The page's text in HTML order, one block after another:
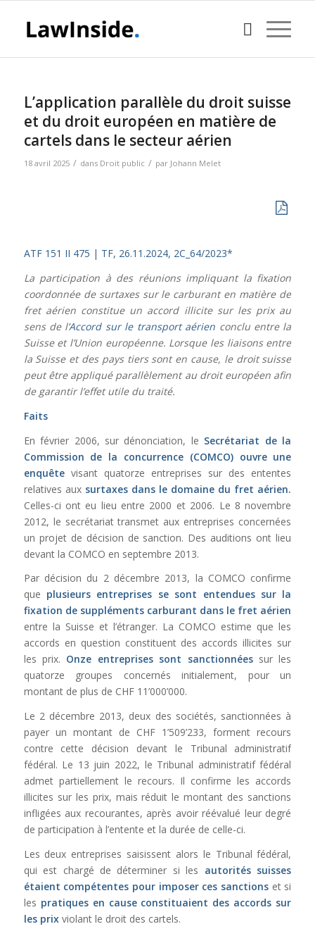
L’application parallèle du droit suisse
et du droit européen en matière de
cartels dans le secteur aérien
18 avril 2025 / dans Droit public / par Johann Melet
ATF 151 II 475 | TF, 26.11.2024, 2C_64/2023*
La participation à des réunions impliquant la fixation
coordonnée de surtaxes sur le carburant en matière de
fret aérien constitue un accord illicite sur les prix au
sens de l’Accord sur le transport aérien conclu entre la
Suisse et l’Union européenne. Lorsque les liaisons entre
la Suisse et des pays tiers sont en cause, le droit suisse
peut être appliqué parallèlement au droit européen afin
de garantir l’effet utile du traité.
Faits
En février 2006, sur dénonciation, le Secrétariat de la
Commission de la concurrence (COMCO) ouvre une
enquêtevisant quatorze entreprises sur des ententes
relatives aux surtaxes dans le domaine du fret aérien.
Celles-ci ont eu lieu entre 2000 et 2006. Le 8 novembre
2012, le secrétariat transmet aux entreprises concernées
un projet de décision de sanction. Des auditions ont lieu
devant la COMCO en septembre 2013.
Par décision du 2 décembre 2013, la COMCO confirme
que plusieurs entreprises se sont entendues sur la
fixation de suppléments carburant dans le fret aérien
entre la Suisse et l’étranger. La COMCO estime que les
accords en question constituent des accords illicites sur
les prix. Onze entreprises sont sanctionnéessur les
quatorze groupes concernés initialement, pour un
montant de plus de CHF 11’000’000.
Le 2 décembre 2013, deux des sociétés, sanctionnées à
payer un montant de CHF 1’509’233, forment recours
contre cette décision devant le Tribunal administratif
fédéral. Le 13 juin 2022, le Tribunal administratif fédéral
admet partiellement le recours. Il confirme les accords
illicites sur les prix, mais réduit le montant des sanctions
infligées aux recourantes, après avoir réévalué leur degré
de participation à l’entente et la durée de celle-ci.
Les deux entreprises saisissent alors le Tribunal fédéral,
qui est chargé de déterminer si les autorités suisses
étaient compétentes pour imposer ces sanctions et si
les pratiques en cause constituaient des accords sur
les prixviolant le droit des cartels.